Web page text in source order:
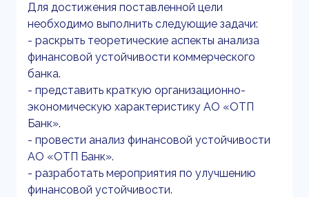
Для достижения поставленной цели
необходимо выполнить следующие задачи:
- раскрыть теоретические аспекты анализа
финансовой устойчивости коммерческого
банка.
- представить краткую организационно-
экономическую характеристику АО «ОТП
Банк».
- провести анализ финансовой устойчивости
АО «ОТП Банк».
- разработать мероприятия по улучшению
финансовой устойчивости.